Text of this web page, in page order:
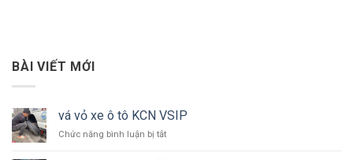
BÀI VIẾT MỚI
vá vỏ xe ô tô KCN VSIP
Chức năng bình luận bị tắtở